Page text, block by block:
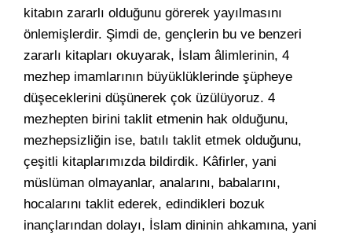
kitabın zararlı olduğunu görerek yayılmasını
önlemişlerdir. Şimdi de, gençlerin bu ve benzeri
zararlı kitapları okuyarak, İslam âlimlerinin, 4
mezhep imamlarının büyüklüklerinde şüpheye
düşeceklerini düşünerek çok üzülüyoruz. 4
mezhepten birini taklit etmenin hak olduğunu,
mezhepsizliğin ise, batılı taklit etmek olduğunu,
çeşitli kitaplarımızda bildirdik. Kâfirler, yani
müslüman olmayanlar, analarını, babalarını,
hocalarını taklit ederek, edindikleri bozuk
inançlarından dolayı, İslam dininin ahkamına, yani